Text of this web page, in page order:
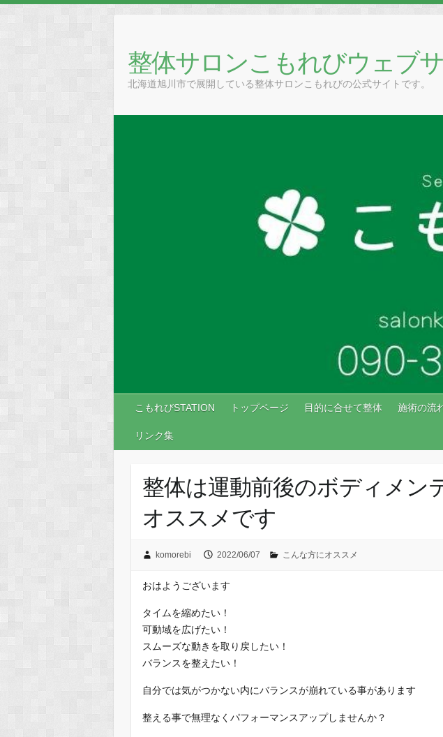
content
整体サロンこもれびウェブ
北海道旭川市で展開している整体サロンこもれびの公式サイトです。
こもれびSTATION トップページ 目的に合せて整体 施術の流
リンク集
整体は運動前後のボディメン
オススメです
komorebi 2022/06/07 こんな方にオススメ
おはようございます
タイムを縮めたい！
可動域を広げたい！
スムーズな動きを取り戻したい！
バランスを整えたい！
自分では気がつかない内にバランスが崩れている事があります
整える事で無理なくパフォーマンスアップしませんか？